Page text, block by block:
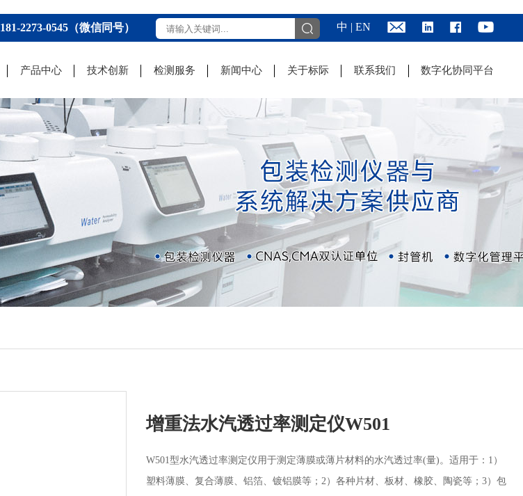
中 |EN
181-2273-0545（微信同号）
产品中心 技术创新 检测服务 新闻中心 关于标际 联系我们 数字化协同平台
增重法水汽透过率测定仪W501
W501型水汽透过率测定仪用于测定薄膜或薄片材料的水汽透过率(量)。适用于：1）
塑料薄膜、复合薄膜、铝箔、镀铝膜等；2）各种片材、板材、橡胶、陶瓷等；3）包